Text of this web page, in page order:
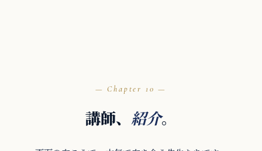
10
講師、 紹介。